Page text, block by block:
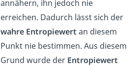
annähern, ihn jedoch nie
erreichen. Dadurch lässt sich der
wahre Entropiewert an diesem
Punkt nie bestimmen. Aus diesem
Grund wurde der Entropiewert